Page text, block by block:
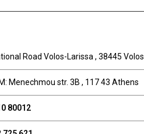
Road Volos-Larissa , 38445 Volos
Menechmou str. 3B , 117 43 Athens
80012